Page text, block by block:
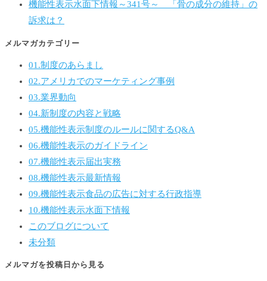
機能性表示水面下情報～341号～ 「骨の成分の維持」の
訴求は？
メルマガカテゴリー
01.制度のあらまし
02.アメリカでのマーケティング事例
03.業界動向
04.新制度の内容と戦略
05.機能性表示制度のルールに関するQ&A
06.機能性表示のガイドライン
07.機能性表示届出実務
08.機能性表示最新情報
09.機能性表示食品の広告に対する行政指導
10.機能性表示水面下情報
このブログについて
未分類
メルマガを投稿日から見る